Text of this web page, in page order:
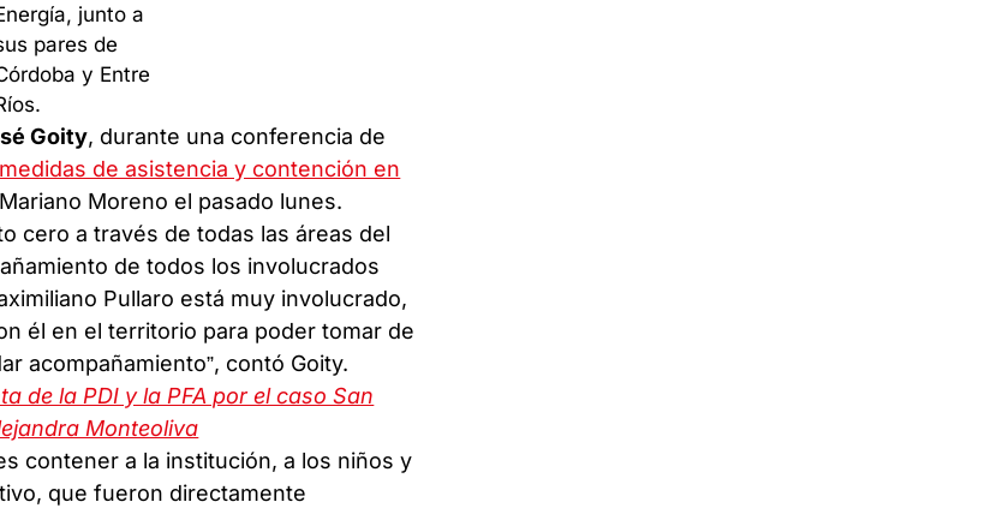
Goity, durante una conferencia de
medidas de asistencia y contención en
Moreno el pasado lunes.
cero a través de todas las áreas del
de todos los involucrados
Pullaro está muy involucrado,
él en el territorio para poder tomar de
acompañamiento”, contó Goity.
de la PDI y la PFA por el caso San
Monteoliva
contener a la institución, a los niños y
que fueron directamente